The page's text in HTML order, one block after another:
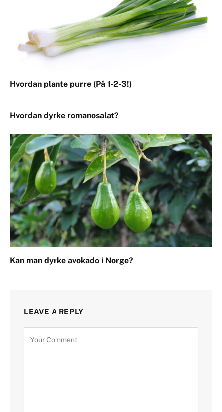
Hvordan plante purre (På 1-2-3!)
Hvordan dyrke romanosalat?
Kan man dyrke avokado i Norge?
LEAVE A REPLY